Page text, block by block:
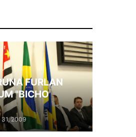
FURLAN
"BICHO
31, 2009